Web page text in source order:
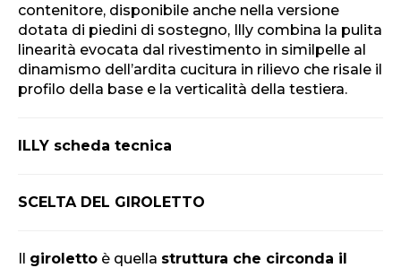
contenitore, disponibile anche nella versione
dotata di piedini di sostegno, Illy combina la pulita
linearità evocata dal rivestimento in similpelle al
dinamismo dell’ardita cucitura in rilievo che risale il
profilo della base e la verticalità della testiera.
ILLY scheda tecnica
SCELTA DEL GIROLETTO
Il giroletto è quella struttura che circonda il